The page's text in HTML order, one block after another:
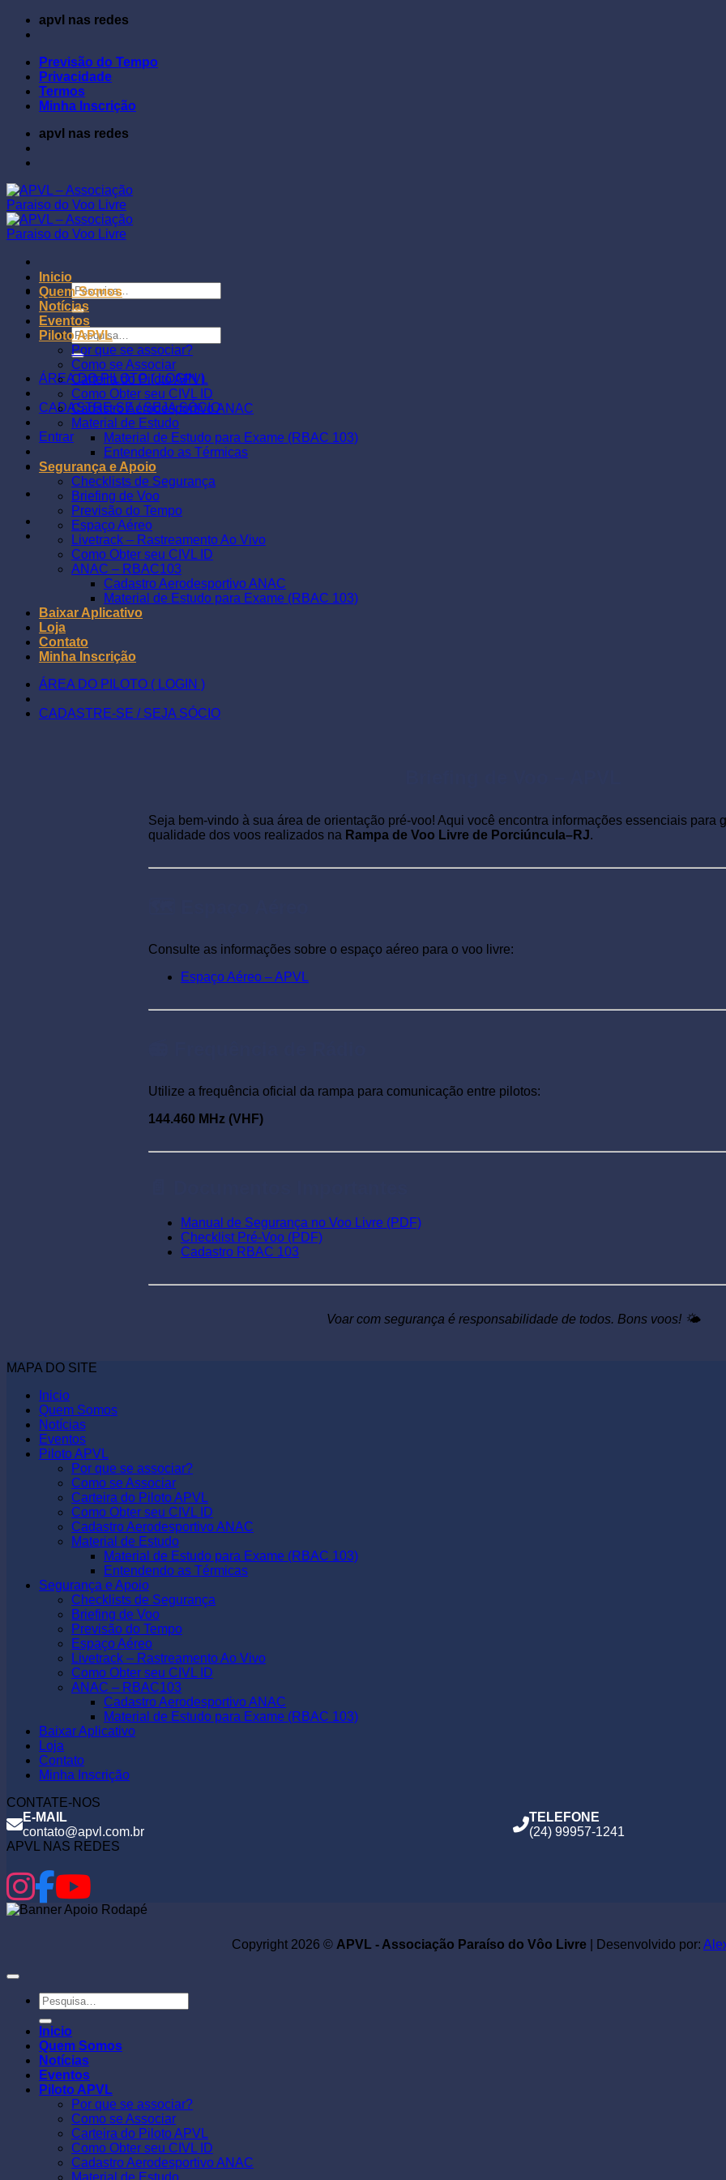
Skip
apvl nas redes
Previsão do Tempo
Privacidade
Termos
Minha Inscrição
apvl nas redes
Pesquisar
por:
Pesquisar
por:
ÁREA DO PILOTO ( LOGIN )
CADASTRE-SE / SEJA SÓCIO
Entrar
Inicio
Quem Somos
Notícias
Eventos
Piloto APVL
Por que se associar?
Como se Associar
Carteira do Piloto APVL
Como Obter seu CIVL ID
Cadastro Aerodesportivo ANAC
Material de Estudo
Material de Estudo para Exame (RBAC 103)
Entendendo as Térmicas
Segurança e Apoio
Checklists de Segurança
Briefing de Voo
Previsão do Tempo
Espaço Aéreo
Livetrack – Rastreamento Ao Vivo
Como Obter seu CIVL ID
ANAC – RBAC103
Cadastro Aerodesportivo ANAC
Material de Estudo para Exame (RBAC 103)
Baixar Aplicativo
Loja
Contato
Minha Inscrição
ÁREA DO PILOTO ( LOGIN )
CADASTRE-SE / SEJA SÓCIO
Seja bem-vindo à sua área de orientação pré-voo! Aqui você encontra informações essenciais para
qualidade dos voos realizados na Rampa de Voo Livre de Porciúncula–RJ.
Consulte as informações sobre o espaço aéreo para o voo livre:
Espaço Aéreo – APVL
Utilize a frequência oficial da rampa para comunicação entre pilotos:
144.460 MHz (VHF)
Manual de Segurança no Voo Livre (PDF)
Checklist Pré-Voo (PDF)
Cadastro RBAC 103
Voar com segurança é responsabilidade de todos. Bons voos! 🌤️
MAPA DO SITE
Inicio
Quem Somos
Notícias
Eventos
Piloto APVL
Por que se associar?
Como se Associar
Carteira do Piloto APVL
Como Obter seu CIVL ID
Cadastro Aerodesportivo ANAC
Material de Estudo
Material de Estudo para Exame (RBAC 103)
Entendendo as Térmicas
Segurança e Apoio
Checklists de Segurança
Briefing de Voo
Previsão do Tempo
Espaço Aéreo
Livetrack – Rastreamento Ao Vivo
Como Obter seu CIVL ID
ANAC – RBAC103
Cadastro Aerodesportivo ANAC
Material de Estudo para Exame (RBAC 103)
Baixar Aplicativo
Loja
Contato
Minha Inscrição
CONTATE-NOS
E-MAIL
contato@apvl.com.br
TELEFONE
(24) 99957-1241
APVL NAS REDES
Copyright 2026 © APVL - Associação Paraíso do Vôo Livre | Desenvolvido por:
Pesquisar
por:
Inicio
Quem Somos
Notícias
Eventos
Piloto APVL
Por que se associar?
Como se Associar
Carteira do Piloto APVL
Como Obter seu CIVL ID
Cadastro Aerodesportivo ANAC
Material de Estudo